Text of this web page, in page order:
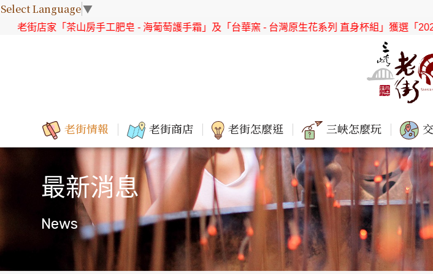
Select Language▼
手工肥皂 - 海葡萄護手霜」及「台華窯 - 台灣原生花系列 直身杯組」獲選「2026新北嚴選」特色
老街情報 老街商店 老街怎麼逛 三峽怎麼玩
最新消息
News